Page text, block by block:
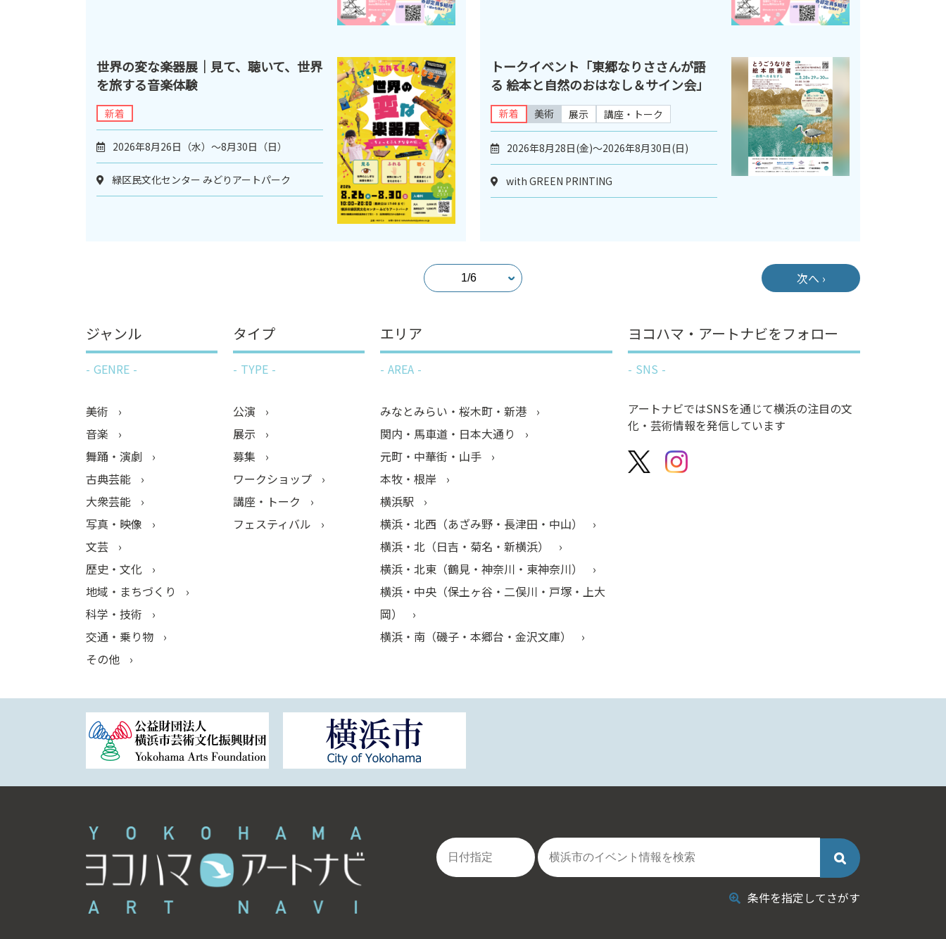
世界の変な楽器展｜見て、聴いて、世界
を旅する音楽体験
新着
2026年8月26日（水）～8月30日（日）
緑区民文化センター みどりアートパーク
トークイベント「東郷なりささんが語
る 絵本と自然のおはなし＆サイン会」
新着 美術 展示 講座・トーク
2026年8月28日(金)～2026年8月30日(日)
with GREEN PRINTING
次へ ›
ジャンル
GENRE
美術
音楽
舞踊・演劇
古典芸能
大衆芸能
写真・映像
文芸
歴史・文化
地域・まちづくり
科学・技術
交通・乗り物
その他
タイプ
TYPE
公演
展示
募集
ワークショップ
講座・トーク
フェスティバル
エリア
AREA
みなとみらい・桜木町・新港
関内・馬車道・日本大通り
元町・中華街・山手
本牧・根岸
横浜駅
横浜・北西（あざみ野・長津田・中山）
横浜・北（日吉・菊名・新横浜）
横浜・北東（鶴見・神奈川・東神奈川）
横浜・中央（保土ヶ谷・二俣川・戸塚・上大
岡）
横浜・南（磯子・本郷台・金沢文庫）
ヨコハマ・アートナビをフォロー
SNS
アートナビではSNSを通じて横浜の注目の文
化・芸術情報を発信しています
条件を指定してさがす